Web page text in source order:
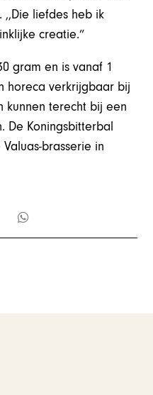
,,Die liefdes heb ik
creatie.”
gram en is vanaf 1
horeca verkrijgbaar bij
kunnen terecht bij een
De Koningsbitterbal
brasserie in